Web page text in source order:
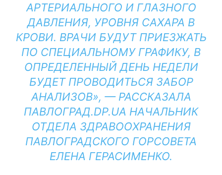
АРТЕРИАЛЬНОГО И ГЛАЗНОГО
ДАВЛЕНИЯ, УРОВНЯ САХАРА В
КРОВИ. ВРАЧИ БУДУТ ПРИЕЗЖАТЬ
ПО СПЕЦИАЛЬНОМУ ГРАФИКУ, В
ОПРЕДЕЛЕННЫЙ ДЕНЬ НЕДЕЛИ
БУДЕТ ПРОВОДИТЬСЯ ЗАБОР
АНАЛИЗОВ», — РАССКАЗАЛА
ПАВЛОГРАД.DP.UA НАЧАЛЬНИК
ОТДЕЛА ЗДРАВООХРАНЕНИЯ
ПАВЛОГРАДСКОГО ГОРСОВЕТА
ЕЛЕНА ГЕРАСИМЕНКО.